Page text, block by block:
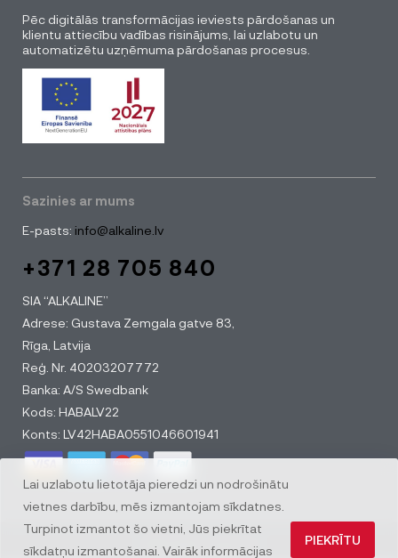
Lai uzlabotu lietotāja pieredzi un nodrošinātu
vietnes darbību, mēs izmantojam sīkdatnes.
Turpinot izmantot šo vietni, Jūs piekrītat
sīkdatņu izmantošanai. Vairāk informācijas
PIEKRĪTU
Pēc digitālās transformācijas ieviests pārdošanas un
klientu attiecību vadības risinājums, lai uzlabotu un
automatizētu uzņēmuma pārdošanas procesus.
Sazinies ar mums
E-pasts: info@alkaline.lv
+371 28 705 840
SIA “ALKALINE”
Adrese: Gustava Zemgala gatve 83,
Rīga, Latvija
Reģ. Nr. 40203207772
Banka: A/S Swedbank
Kods: HABALV22
Konts: LV42HABA0551046601941
© All rights reserved